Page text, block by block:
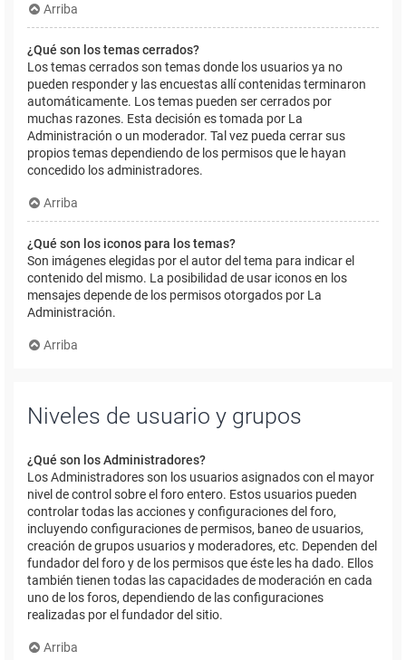
Arriba
¿Qué son los temas cerrados?
Los temas cerrados son temas donde los usuarios ya no
pueden responder y las encuestas allí contenidas terminaron
automáticamente. Los temas pueden ser cerrados por
muchas razones. Esta decisión es tomada por La
Administración o un moderador. Tal vez pueda cerrar sus
propios temas dependiendo de los permisos que le hayan
concedido los administradores.
Arriba
¿Qué son los iconos para los temas?
Son imágenes elegidas por el autor del tema para indicar el
contenido del mismo. La posibilidad de usar iconos en los
mensajes depende de los permisos otorgados por La
Administración.
Arriba
Niveles de usuario y grupos
¿Qué son los Administradores?
Los Administradores son los usuarios asignados con el mayor
nivel de control sobre el foro entero. Estos usuarios pueden
controlar todas las acciones y configuraciones del foro,
incluyendo configuraciones de permisos, baneo de usuarios,
creación de grupos usuarios y moderadores, etc. Dependen del
fundador del foro y de los permisos que éste les ha dado. Ellos
también tienen todas las capacidades de moderación en cada
uno de los foros, dependiendo de las configuraciones
realizadas por el fundador del sitio.
Arriba